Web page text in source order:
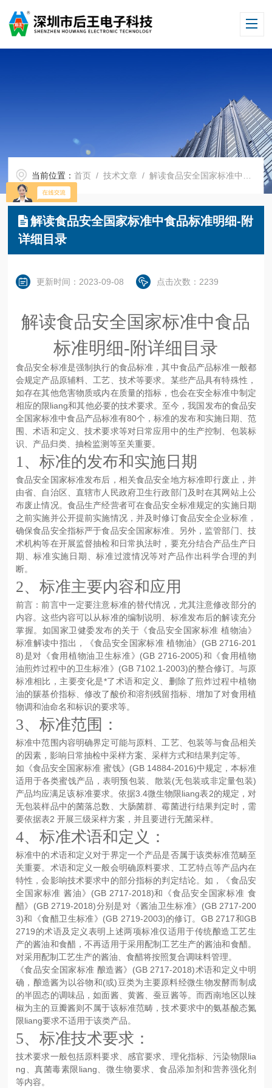
当前位置：首页 /技术文章 / 解读食品安全国家标准中食品标准明细-附详细目录
解读食品安全国家标准中食品标准明细-附
详细目录
更新时间：2023-09-08 点击次数：2239
解读食品安全国家标准中食品
标准明细-附详细目录
食品安全标准是强制执行的食品标准，其中食品产品标准一般都
会规定产品原辅料、工艺、技术等要求。某些产品具有特殊性，
如存在其他危害物质或内在质量的指标，也会在安全标准中制定
相应的限liang和其他必要的技术要求。至今，我国发布的食品安
全国家标准中食品产品标准有80个，标准的发布和实施日期、范
围、术语和定义、技术要求等对日常应用中的生产控制、包装标
识、产品归类、抽检监测等至关重要。
1、标准的发布和实施日期
食品安全国家标准发布后，相关食品安全地方标准即行废止，并
由省、自治区、直辖市人民政府卫生行政部门及时在其网站上公
布废止情况。食品生产经营者可在食品安全标准规定的实施日期
之前实施并公开提前实施情况，并及时修订食品安全企业标准，
确保食品安全指标严于食品安全国家标准。另外，监管部门、技
术机构等在开展监督抽检和日常执法时，要充分结合产品生产日
期、标准实施日期、标准过渡情况等对产品作出科学合理的判
断。
2、标准主要内容和应用
前言：前言中一定要注意标准的替代情况，尤其注意修改部分的
内容。这些内容可以从标准的编制说明、标准发布后的解读充分
掌握。如国家卫健委发布的关于《食品安全国家标准 植物油》
标准解读中指出，《食品安全国家标准 植物油》(GB 2716-201
8)是对《食用植物油卫生标准》(GB 2716-2005)和《食用植物
油煎炸过程中的卫生标准》(GB 7102.1-2003)的整合修订。与原
标准相比，主要变化是*了术语和定义、删除了煎炸过程中植物
油的羰基价指标、修改了酸价和溶剂残留指标、增加了对食用植
物调和油命名和标识的要求等。
3、标准范围：
标准中范围内容明确界定可能与原料、工艺、包装等与食品相关
的因素，影响日常抽检中采样方案、采样方式和结果判定等。
如《食品安全国家标准 蜜饯》(GB 14884-2016)中规定，本标准
适用于各类蜜饯产品，表明预包装、散装(无包装或非定量包装)
产品均应满足该标准要求。依据3.4微生物限liang表2的规定，对
无包装样品中的菌落总数、大肠菌群、霉菌进行结果判定时，需
要依据表2 开展三级采样方案，并且要进行无菌采样。
4、标准术语和定义：
标准中的术语和定义对于界定一个产品是否属于该类标准范畴至
关重要。术语和定义一般会明确原料要求、工艺特点等产品内在
特性，会影响技术要求中的部分指标的判定结论。如，《食品安
全国家标准 酱油》(GB 2717-2018)和《食品安全国家标准 食
醋》(GB 2719-2018)分别是对《酱油卫生标准》(GB 2717-200
3)和《食醋卫生标准》(GB 2719-2003)的修订。GB 2717和GB
2719的术语及定义表明上述两项标准仅适用于传统酿造工艺生
产的酱油和食醋，不再适用于采用配制工艺生产的酱油和食醋。
对采用配制工艺生产的酱油、食醋将按照复合调味料管理。
《食品安全国家标准 酿造酱》(GB 2717-2018)术语和定义中明
确，酿造酱为以谷物和(或)豆类为主要原料经微生物发酵而制成
的半固态的调味品，如面酱、黄酱、蚕豆酱等。而西南地区以辣
椒为主的豆瓣酱则不属于该标准范畴，技术要求中的氨基酸态氮
限liang要求不适用于该类产品。
5、标准技术要求：
技术要求一般包括原料要求、感官要求、理化指标、污染物限lia
ng、真菌毒素限liang、微生物要求、食品添加剂和营养强化剂
等内容。